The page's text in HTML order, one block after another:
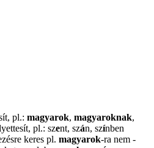
pl.: magyarok, magyaroknak,
pl.: szent, szán, színben
keres pl. magyarok-ra nem -